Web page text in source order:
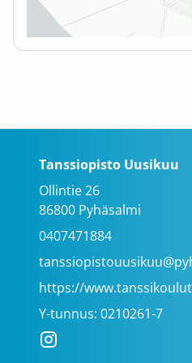
Tanssiopisto Uusikuu
Ollintie 26
86800 Pyhäsalmi
0407471884
https://
Y-tunnus: 0210261-7